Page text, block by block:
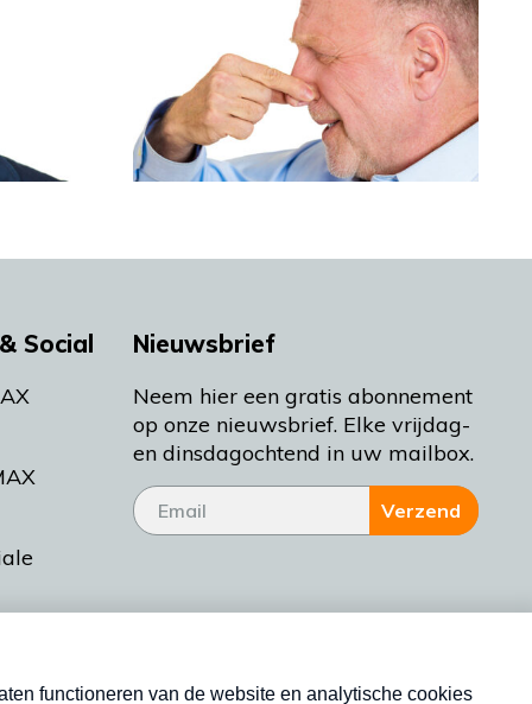
Social Nieuwsbrief
Neem hier een gratis abonnement
op onze nieuwsbrief. Elke vrijdag-
en dinsdagochtend in uw mailbox.
Verzend